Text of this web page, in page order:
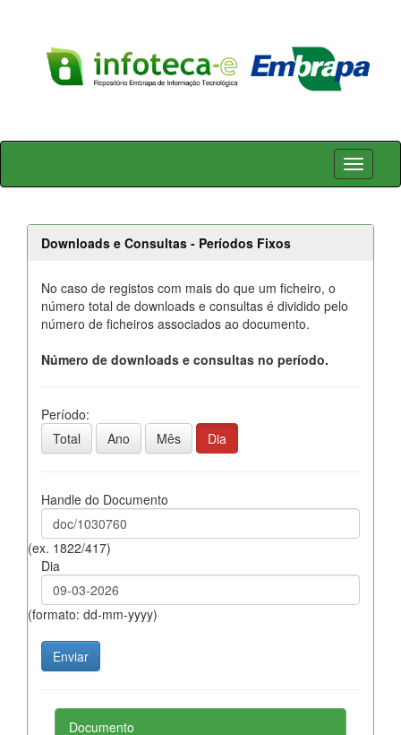
Skip
Downloads e Consultas - Períodos Fixos
No caso de registos com mais do que um ficheiro, o
número total de downloads e consultas é dividido pelo
número de ficheiros associados ao documento.
Número de downloads e consultas no período.
Período:
Total
Ano Mês Dia
Handle do Documento
(ex. 1822/417)
Dia
(formato: dd-mm-yyyy)
Documento